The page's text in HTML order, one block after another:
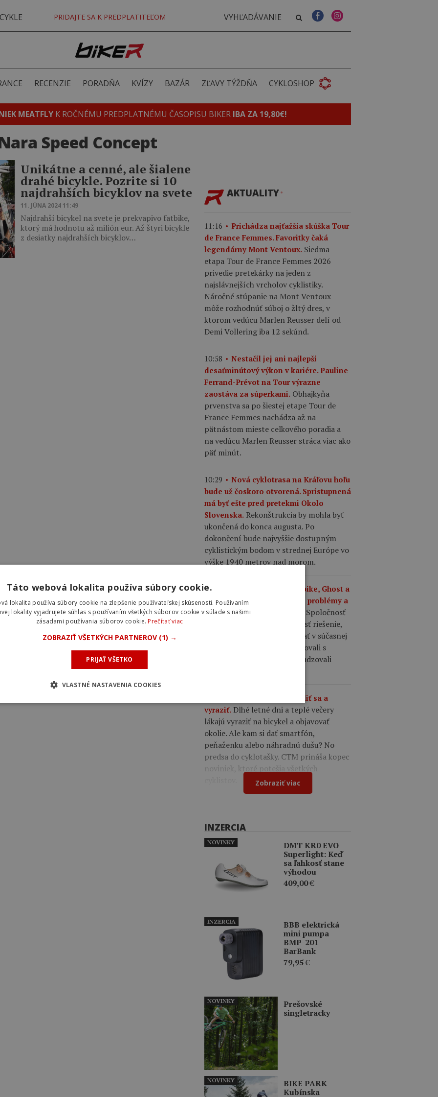
PRIDAJTE SA K PREDPLATITEĽOM
RECENZIE PORADŇA KVÍZY BAZÁR ZĽAVY TÝŽDŇA CYKLOSHOP
MEATFLY K ROČNÉMU PREDPLATNÉMU ČASOPISU BIKER IBA ZA 19,80€!
Speed Concept
Unikátne a cenné, ale šialene
drahé bicykle. Pozrite si 10
najdrahších bicyklov na svete
11. JÚNA 2024 11:49
Najdrahší bicykel na svete je prekvapivo fatbike,
ktorý má hodnotu až milión eur. Až štyri bicykle
z desiatky najdrahších bicyklov…
AKTUALITY
11:16
Prichádza najťažšia skúška Tour
de France Femmes. Favoritky čaká
legendárny Mont Ventoux. Siedma
etapa Tour de France Femmes 2026
privedie pretekárky na jeden z
najslávnejších vrcholov cyklistiky.
Náročné stúpanie na Mont Ventoux
môže rozhodnúť súboj o žltý dres, v
ktorom vedúcu Marlen Reusser delí od
Demi Vollering iba 12 sekúnd.
10:58
Nestačil jej ani najlepší
desaťminútový výkon v kariére. Pauline
Ferrand-Prévot na Tour výrazne
zaostáva za súperkami. Obhajkyňa
prvenstva sa po šiestej etape Tour de
France Femmes nachádza až na
pätnástom mieste celkového poradia a
na vedúcu Marlen Reusser stráca viac ako
päť minút.
10:29
Nová cyklotrasa na Kráľovu hoľu
bude už čoskoro otvorená. Sprístupnená
má byť ešte pred pretekmi Okolo
Slovenska. Rekonštrukcia by mohla byť
ukončená do konca augusta. Po
dokončení bude najvyššie dostupným
cyklistickým bodom v strednej Európe vo
výške 1940 metrov nad morom.
09:56
Majiteľ značiek Haibike, Ghost a
Lapierre má vážne finančné problémy a
začal insolvenčné konanie.
Spoločnosť
Accell Group nedokázala nájsť riešenie,
ktoré by umožnilo pokračovať v súčasnej
podobe, hoci poradcovia rokovali s
viacerými záujemcami a posudzovali
CTM tašky – čas zbaliť sa a
vyraziť. Dlhé letné dni a teplé večery
lákajú vyraziť na bicykel a objavovať
okolie. Ale kam si dať smartfón,
peňaženku alebo náhradnú dušu? No
predsa do cyklotašky. CTM prináša kopec
noviniek, ktoré potešia všetkých
Zobraziť viac
INZERCIA
DMT KR0 EVO
Superlight: Keď
sa ľahkosť stane
výhodou
409,00€
NOVINKY
BBB elektrická
mini pumpa
BMP-201
BarBank
79,95€
INZERCIA
Prešovské
singletracky
NOVINKY
BIKE PARK
Kubínska
NOVINKY
Táto webová lokalita používa súbory cookie.
lokalita používa súbory cookie na zlepšenie používateľskej skúsenosti. Používaním
lokality vyjadrujete súhlas s používaním všetkých súborov cookie v súlade s našimi
zásadami používania súborov cookie.Prečítať viac
ZOBRAZIŤ VŠETKÝCH PARTNEROV (1) →
PRIJAŤ VŠETKO
VLASTNÉ NASTAVENIA COOKIES